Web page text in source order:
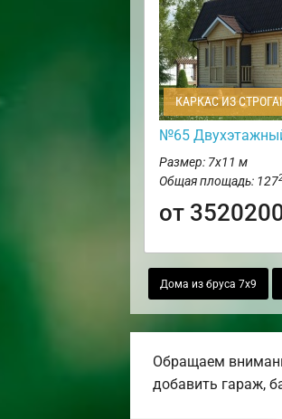
КАРКАС ИЗ
№65
Размер: 7х11 м
Общая площадь: 127
от
Дома из бруса 7х9
Обращаем
добавить гараж,